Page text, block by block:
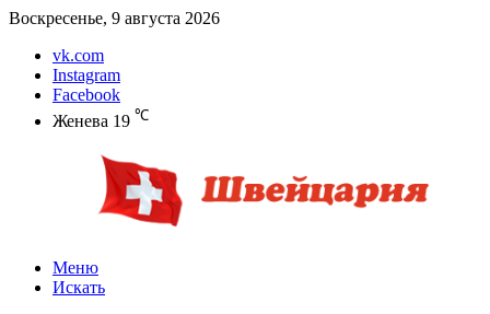
Воскресенье, 9 августа 2026
vk.com
Instagram
Facebook
Женева 19 ℃
Меню
Искать